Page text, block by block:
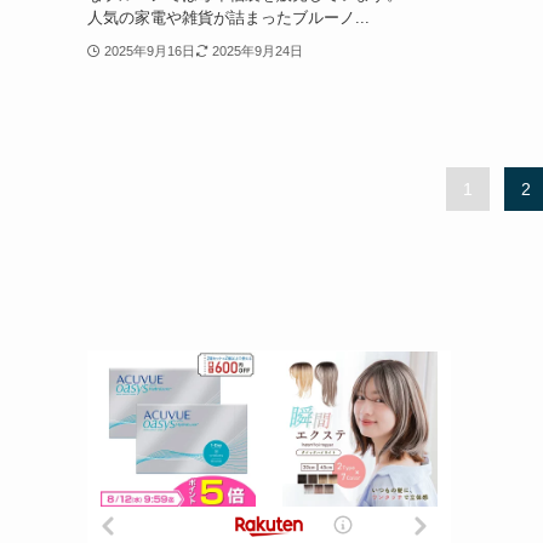
人気の家電や雑貨が詰まったブルーノ...
2025年9月16日 2025年9月24日
1 2